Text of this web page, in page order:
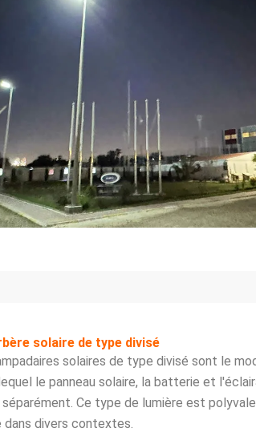
solaire de type divisé
solaires de type divisé sont le
le panneau solaire, la batterie et
séparément. Ce type de lumière est
dans divers contextes.